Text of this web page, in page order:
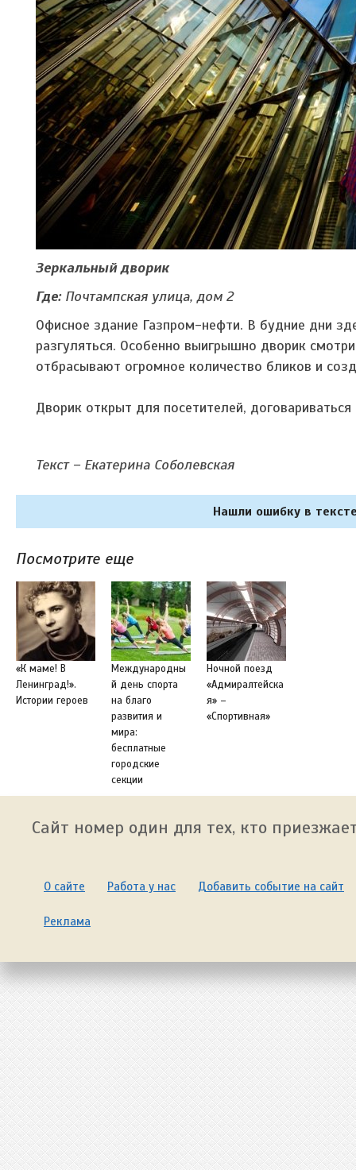
Зеркальный дворик
Где:Почтампская улица, дом 2
Офисное здание Газпром-нефти. В будние дни
разгуляться. Особенно выигрышно дворик
отбрасывают огромное количество бликов и
Дворик открыт для посетителей,
Текст – Екатерина Соболевская
Нашли ошибку в
Посмотрите еще
«К маме! В
Ленинград!».
Истории героев
Международны
й день спорта
на благо
развития и
мира:
бесплатные
городские
секции
Ночной поезд
«Адмиралтейска
я» –
«Спортивная»
Сайт номер один для тех, кто
О сайте Работа у нас Добавить событие на сайт
Реклама